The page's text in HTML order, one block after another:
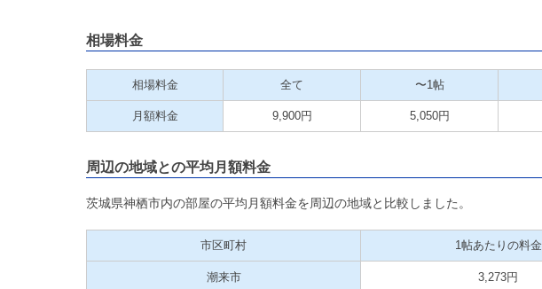
相場料金
相場料金 全て 〜1帖
月額料金 9,900円 5,050円
周辺の地域との平均月額料金
茨城県神栖市内の部屋の平均月額料金を周辺の地域と比較しました。
市区町村 1帖あたりの料金
潮来市 3,273円